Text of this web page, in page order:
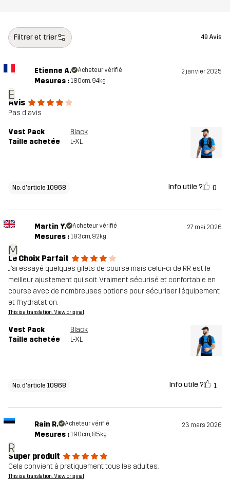
d'article
Filtrer et trier 49 Avis
E
Etienne A. Acheteur vérifié 2 janvier 2025
Mesures : 180cm, 94kg
Avis
Pas d avis
Vest Pack
Black
Taille achetée
L-XL
No. d'article 10968 Info utile ? 0
M
Martin Y. Acheteur vérifié 27 mai 2026
Mesures : 183cm, 92kg
Le Choix Parfait
J’ai essayé quelques gilets de course mais celui-ci de RR est le
meilleur ajustement qui soit. Vraiment sécurisé et confortable en
course avec de nombreuses options pour sécuriser l’équipement
et l’hydratation.
This is a translation. View original
Vest Pack
Black
Taille achetée
L-XL
No. d'article 10968 Info utile ? 1
R
Rain R. Acheteur vérifié 23 mars 2026
Mesures : 190cm, 85kg
Super produit
Cela convient à pratiquement tous les adultes.
This is a translation. View original